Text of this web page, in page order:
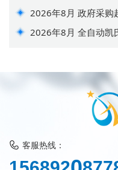
2026年8月 政府采购
2026年8月 全自动凯
客服热线：